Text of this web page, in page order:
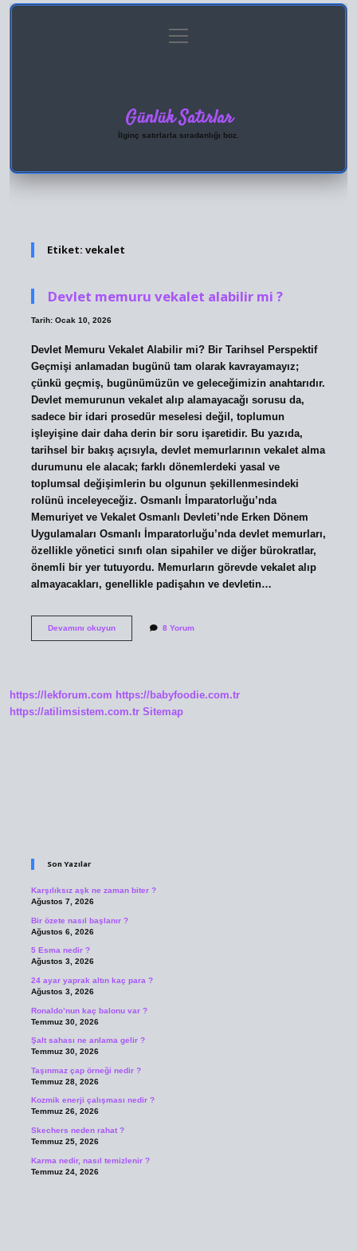
Gizlilik Politikası
menüyü
aç
Günlük Satırlar
İlginç satırlarla sıradanlığı boz.
Etiket: vekalet
Devlet memuru vekalet alabilir mi ?
Tarih: Ocak 10, 2026
Devlet Memuru Vekalet Alabilir mi? Bir Tarihsel Perspektif
Geçmişi anlamadan bugünü tam olarak kavrayamayız;
çünkü geçmiş, bugünümüzün ve geleceğimizin anahtarıdır.
Devlet memurunun vekalet alıp alamayacağı sorusu da,
sadece bir idari prosedür meselesi değil, toplumun
işleyişine dair daha derin bir soru işaretidir. Bu yazıda,
tarihsel bir bakış açısıyla, devlet memurlarının vekalet alma
durumunu ele alacak; farklı dönemlerdeki yasal ve
toplumsal değişimlerin bu olgunun şekillenmesindeki
rolünü inceleyeceğiz. Osmanlı İmparatorluğu’nda
Memuriyet ve Vekalet Osmanlı Devleti’nde Erken Dönem
Uygulamaları Osmanlı İmparatorluğu’nda devlet memurları,
özellikle yönetici sınıfı olan sipahiler ve diğer bürokratlar,
önemli bir yer tutuyordu. Memurların görevde vekalet alıp
almayacakları, genellikle padişahın ve devletin…
Devamını okuyunDevlet
8 Yorum
https://lekforum.com https://babyfoodie.com.tr
https://atilimsistem.com.tr Sitemap
Son Yazılar
Karşılıksız aşk ne zaman biter ?
Ağustos 7, 2026
Bir özete nasıl başlanır ?
Ağustos 6, 2026
5 Esma nedir ?
Ağustos 3, 2026
24 ayar yaprak altın kaç para ?
Ağustos 3, 2026
Ronaldo’nun kaç balonu var ?
Temmuz 30, 2026
Şalt sahası ne anlama gelir ?
Temmuz 30, 2026
Taşınmaz çap örneği nedir ?
Temmuz 28, 2026
Kozmik enerji çalışması nedir ?
Temmuz 26, 2026
Skechers neden rahat ?
Temmuz 25, 2026
Karma nedir, nasıl temizlenir ?
Temmuz 24, 2026